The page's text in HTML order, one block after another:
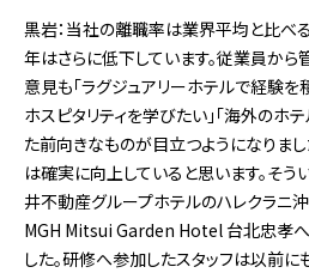
黒岩：当社の離職率は業界平均と比べ
年はさらに低下しています。従業員から
意見も「ラグジュアリーホテルで経験を
ホスピタリティを学びたい」「海外のホ
た前向きなものが目立つようになりまし
は確実に向上していると思います。そう
井不動産グループホテルのハレクラニ
MGH Mitsui Garden Hotel 台北忠孝
した。研修へ参加したスタッフは以前